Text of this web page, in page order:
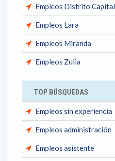
Empleos Distrito Capital
Empleos Lara
Empleos Miranda
Empleos Zulia
TOP BÚSQUEDAS
Empleos sin experiencia
Empleos administración
Empleos asistente